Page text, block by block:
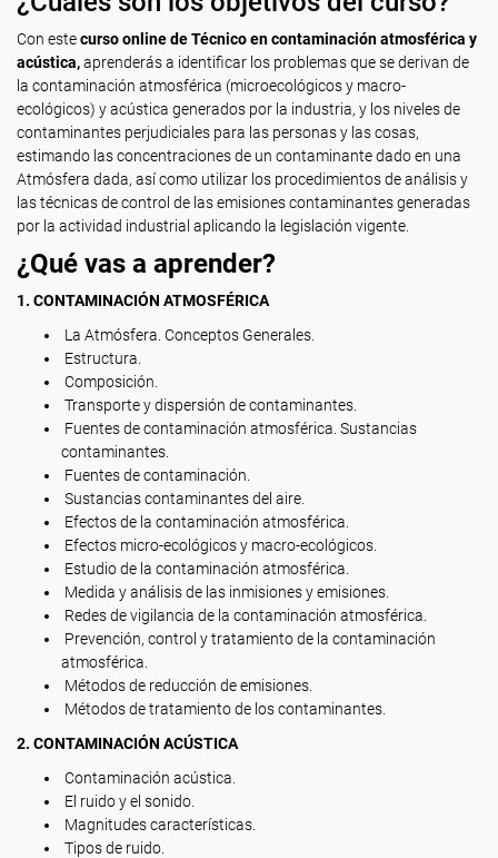
Con estecurso online de Técnico en contaminación atmosférica y
acústica,aprenderás a identificar los problemas que se derivan de
la contaminación atmosférica (microecológicos y macro-
ecológicos) y acústica generados por la industria, y los niveles de
contaminantes perjudiciales para las personas y las cosas,
estimando las concentraciones de un contaminante dado en una
Atmósfera dada, así como utilizar los procedimientos de análisis y
las técnicas de control de las emisiones contaminantes generadas
por la actividad industrial aplicando la legislación vigente.
¿Qué vas a aprender?
1. CONTAMINACIÓN ATMOSFÉRICA
La Atmósfera. Conceptos Generales.
Estructura.
Composición.
Transporte y dispersión de contaminantes.
Fuentes de contaminación atmosférica. Sustancias
contaminantes.
Fuentes de contaminación.
Sustancias contaminantes del aire.
Efectos de la contaminación atmosférica.
Efectos micro-ecológicos y macro-ecológicos.
Estudio de la contaminación atmosférica.
Medida y análisis de las inmisiones y emisiones.
Redes de vigilancia de la contaminación atmosférica.
Prevención, control y tratamiento de la contaminación
atmosférica.
Métodos de reducción de emisiones.
Métodos de tratamiento de los contaminantes.
2. CONTAMINACIÓN ACÚSTICA
Contaminación acústica.
El ruido y el sonido.
Magnitudes características.
Tipos de ruido.